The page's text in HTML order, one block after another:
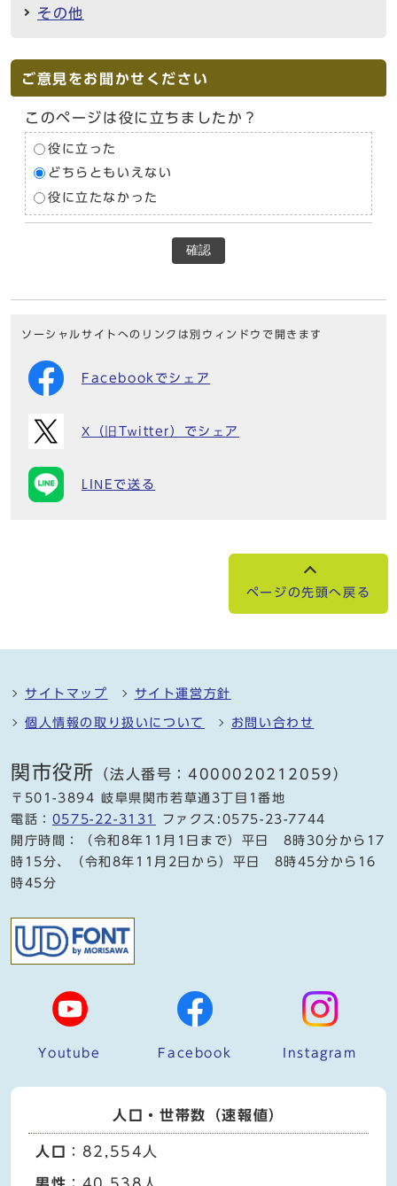
その他
ご意見をお聞かせください
このページは役に立ちましたか？
役に立った
どちらともいえない
役に立たなかった
確認
ソーシャルサイトへのリンクは別ウィンドウで開きます
Facebookでシェア
X（旧Twitter）でシェア
LINEで送る
ページの先頭へ戻る
サイトマップ サイト運営方針
個人情報の取り扱いについて お問い合わせ
関市役所 （法人番号：4000020212059）
〒501-3894 岐阜県関市若草通3丁目1番地
電話： 0575-22-3131
ファクス:0575-23-7744
開庁時間：（令和8年11月1日まで）平日 8時30分から17
時15分、（令和8年11月2日から）平日 8時45分から16
時45分
Youtube Facebook Instagram
人口・世帯数（速報値）
人口 ：82,554人
男性 ：40,538人